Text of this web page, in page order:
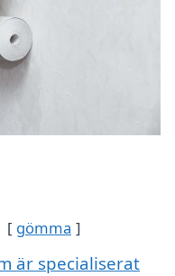
gömma
är specialiserat